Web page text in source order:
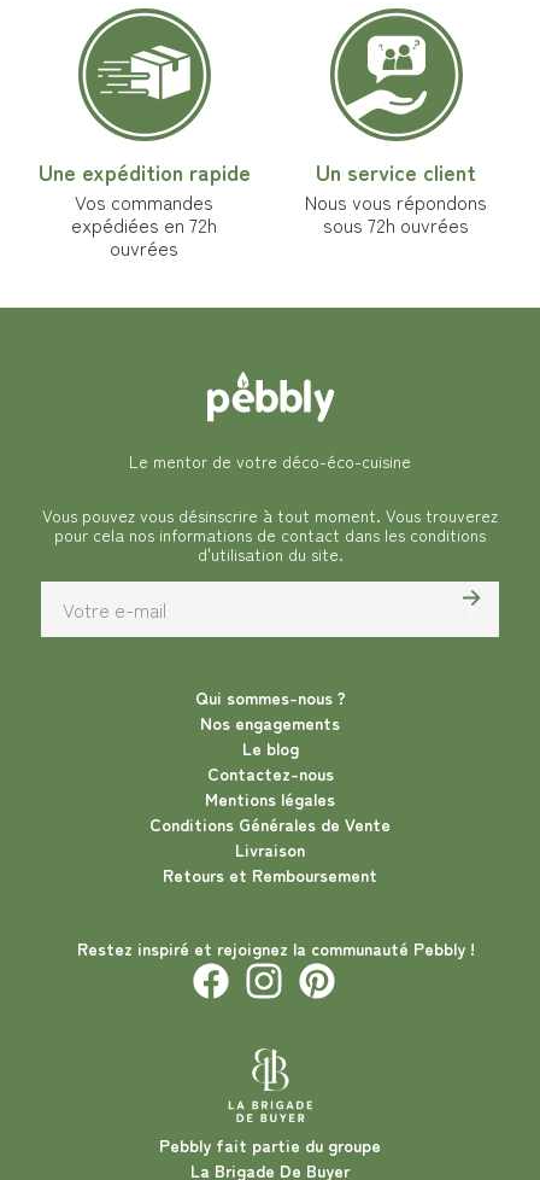
Une expédition rapide
Vos commandes
expédiées en 72h
ouvrées
Un service client
Nous vous répondons
sous 72h ouvrées
Le mentor de votre déco-éco-cuisine
Vous pouvez vous désinscrire à tout moment. Vous trouverez
pour cela nos informations de contact dans les conditions
d'utilisation du site.
Qui sommes-nous ?
Nos engagements
Le blog
Contactez-nous
Mentions légales
Conditions Générales de Vente
Livraison
Retours et Remboursement
Pebbly fait partie du groupe
La Brigade De Buyer
Restez inspiré et rejoignez la communauté Pebbly !